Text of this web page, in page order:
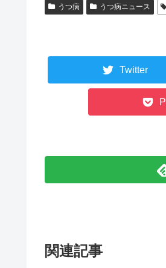
うつ病 うつ病ニュース
Twitter
関連記事